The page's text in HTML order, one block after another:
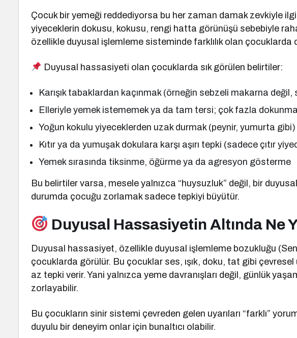
Çocuk bir yemeği reddediyorsa bu her zaman damak zevkiyle
yiyeceklerin dokusu, kokusu, rengi hatta görünüşü sebebiyle
özellikle duyusal işlemleme sisteminde farklılık olan çocuklarda
Duyusal hassasiyeti olan çocuklarda sık görülen belirtiler:
Karışık tabaklardan kaçınmak (örneğin sebzeli makarna
Elleriyle yemek istememek ya da tam tersi; çok fazla
Yoğun kokulu yiyeceklerden uzak durmak (peynir, yumurta gibi)
Kıtır ya da yumuşak dokulara karşı aşırı tepki (sadece çıtır
Yemek sırasında tiksinme, öğürme ya da agresyon gösterme
Bu belirtiler varsa, mesele yalnızca “huysuzluk” değil, bir
durumda çocuğu zorlamak sadece tepkiyi büyütür.
Duyusal Hassasiyetin Altında Ne
Duyusal hassasiyet, özellikle duyusal işlemleme bozukluğu
çocuklarda görülür. Bu çocuklar ses, ışık, doku, tat gibi çevresel
az tepki verir. Yani yalnızca yeme davranışları değil, günlük
zorlayabilir.
Bu çocukların sinir sistemi çevreden gelen uyarıları “farklı”
duyulu bir deneyim onlar için bunaltıcı olabilir.